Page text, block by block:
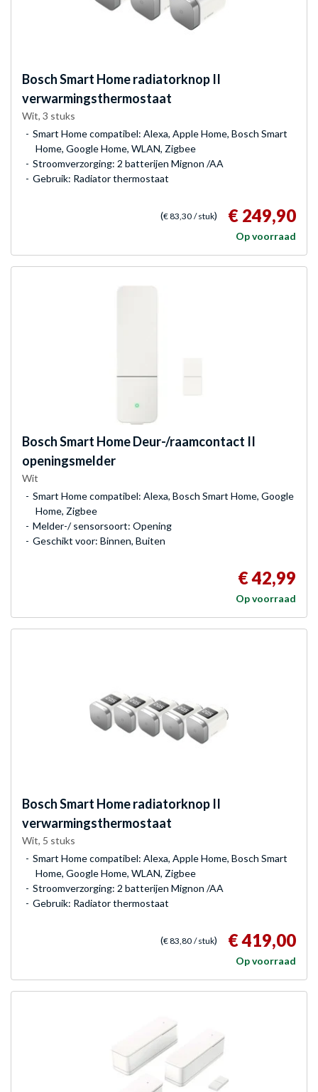
BoschSmart Home radiatorknop II
verwarmingsthermostaat
Wit, 3 stuks
Smart Home compatibel: Alexa, Apple Home, Bosch Smart
Home, Google Home, WLAN, Zigbee
Stroomverzorging: 2 batterijen Mignon /AA
Gebruik: Radiator thermostaat
(€ 83,30 / stuk) € 249,90
Op voorraad
BoschSmart Home Deur-/raamcontact II
openingsmelder
Wit
Smart Home compatibel: Alexa, Bosch Smart Home, Google
Home, Zigbee
Melder-/ sensorsoort: Opening
Geschikt voor: Binnen, Buiten
€ 42,99
Op voorraad
BoschSmart Home radiatorknop II
verwarmingsthermostaat
Wit, 5 stuks
Smart Home compatibel: Alexa, Apple Home, Bosch Smart
Home, Google Home, WLAN, Zigbee
Stroomverzorging: 2 batterijen Mignon /AA
Gebruik: Radiator thermostaat
(€ 83,80 / stuk) € 419,00
Op voorraad